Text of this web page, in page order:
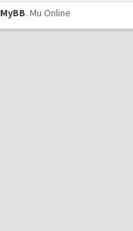
MyBB. Mu Online